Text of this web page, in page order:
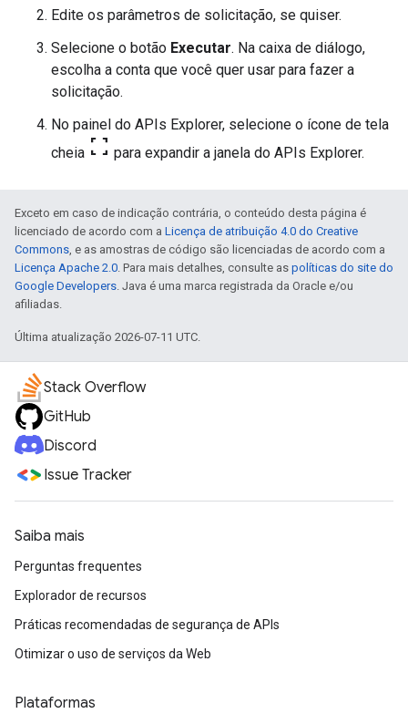
Edite os parâmetros de solicitação, se quiser.
Selecione o botão Executar. Na caixa de diálogo,
escolha a conta que você quer usar para fazer a
solicitação.
No painel do APIs Explorer, selecione o ícone de tela
cheia fullscreen para expandir a janela do APIs Explorer.
Exceto em caso de indicação contrária, o conteúdo desta página é
licenciado de acordo com a Licença de atribuição 4.0 do Creative
Commons, e as amostras de código são licenciadas de acordo com a
Licença Apache 2.0. Para mais detalhes, consulte as políticas do site do
Google Developers. Java é uma marca registrada da Oracle e/ou
afiliadas.
Última atualização 2026-07-11 UTC.
Stack Overflow
GitHub
Discord
Issue Tracker
Saiba mais
Perguntas frequentes
Explorador de recursos
Práticas recomendadas de segurança de APIs
Otimizar o uso de serviços da Web
Plataformas